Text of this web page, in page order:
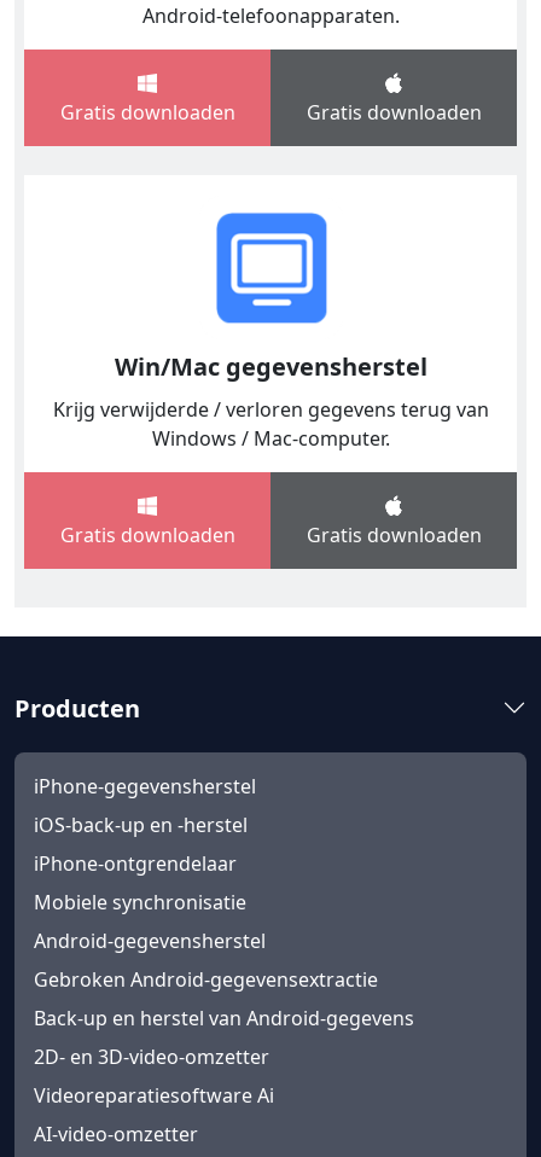
Android-telefoonapparaten.
Gratis downloaden Gratis downloaden
Win/Mac gegevensherstel
Krijg verwijderde / verloren gegevens terug van
Windows / Mac-computer.
Gratis downloaden Gratis downloaden
Producten
iPhone-gegevensherstel
iOS-back-up en -herstel
iPhone-ontgrendelaar
Mobiele synchronisatie
Android-gegevensherstel
Gebroken Android-gegevensextractie
Back-up en herstel van Android-gegevens
2D- en 3D-video-omzetter
Videoreparatiesoftware Ai
AI-video-omzetter